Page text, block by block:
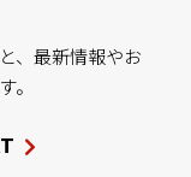
、最新情報やお
。